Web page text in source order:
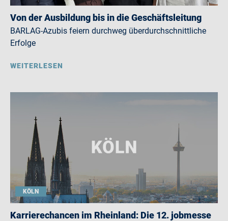
Von der Ausbildung bis in die Geschäftsleitung
BARLAG-Azubis feiern durchweg überdurchschnittliche
Erfolge
WEITERLESEN
KÖLN
Karrierechancen im Rheinland: Die 12. jobmesse